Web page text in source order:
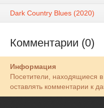
Dark Country Blues (2020)
Комментарии (0)
Информация
Посетители, находящиеся в
оставлять комментарии к